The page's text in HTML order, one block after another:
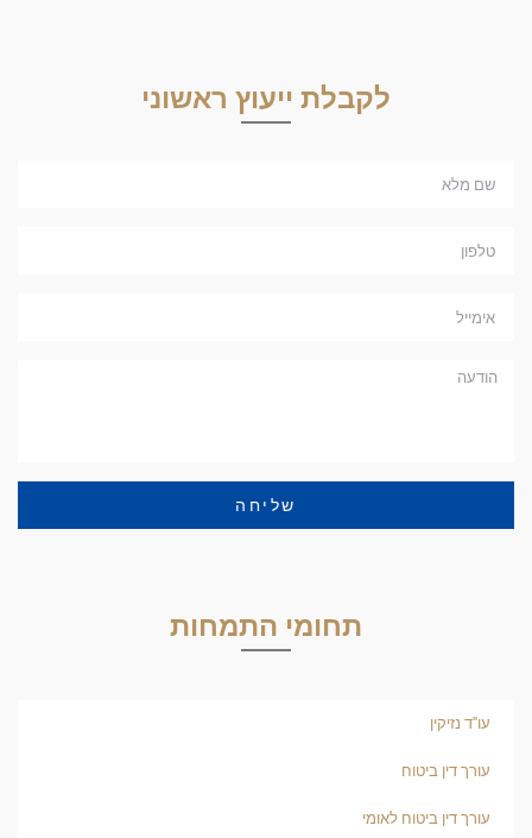
לקבלת ייעוץ ראשוני
שליחה
תחומי התמחות
עו"ד נזיקין
עורך דין ביטוח
עורך דין ביטוח לאומי